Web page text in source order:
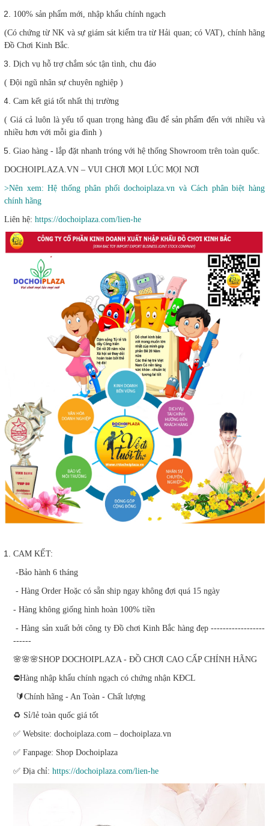
100% sản phẩm mới, nhập khẩu chính ngạch
(Có chứng từ NK và sự giám sát kiểm tra từ Hải quan; có VAT), chính hãng
Đồ Chơi Kinh Bắc.
Dịch vụ hỗ trợ chắm sóc tận tình, chu đáo
( Đội ngũ nhân sự chuyên nghiệp )
Cam kết giá tốt nhất thị trường
( Giá cả luôn là yếu tố quan trọng hàng đầu để sản phẩm đến với nhiều và
nhiều hơn với mỗi gia đình )
Giao hàng - lắp đặt nhanh tróng với hệ thống Showroom trên toàn quốc.
DOCHOIPLAZA.VN – VUI CHƠI MỌI LÚC MỌI NƠI
>Nên xem: Hệ thống phân phối dochoiplaza.vn và Cách phân biệt hàng
chính hãng
Liên hệ: https://dochoiplaza.com/lien-he
CAM KẾT:
-Bảo hành 6 tháng
- Hàng Order Hoặc có sẵn ship ngay không đợi quá 15 ngày
- Hàng không giống hình hoàn 100% tiền
- Hàng sản xuất bởi công ty Đồ chơi Kinh Bắc hàng đẹp ------------------
------
🌸🌸🌸SHOP DOCHOIPLAZA - ĐỒ CHƠI CAO CẤP CHÍNH HÃNG
⛔Hàng nhập khẩu chính ngạch có chứng nhận KĐCL
🔰Chính hãng - An Toàn - Chất lượng
♻️ Sỉ/lẻ toàn quốc giá tốt
✅ Website: dochoiplaza.com – dochoiplaza.vn
✅ Fanpage: Shop Dochoiplaza
✅ Địa chỉ: https://dochoiplaza.com/lien-he